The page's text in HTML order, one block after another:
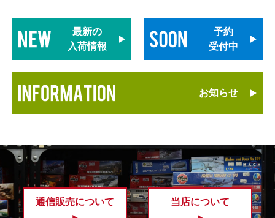
最新の
入荷情報
予約
受付中
お知らせ
通信販売について 当店について